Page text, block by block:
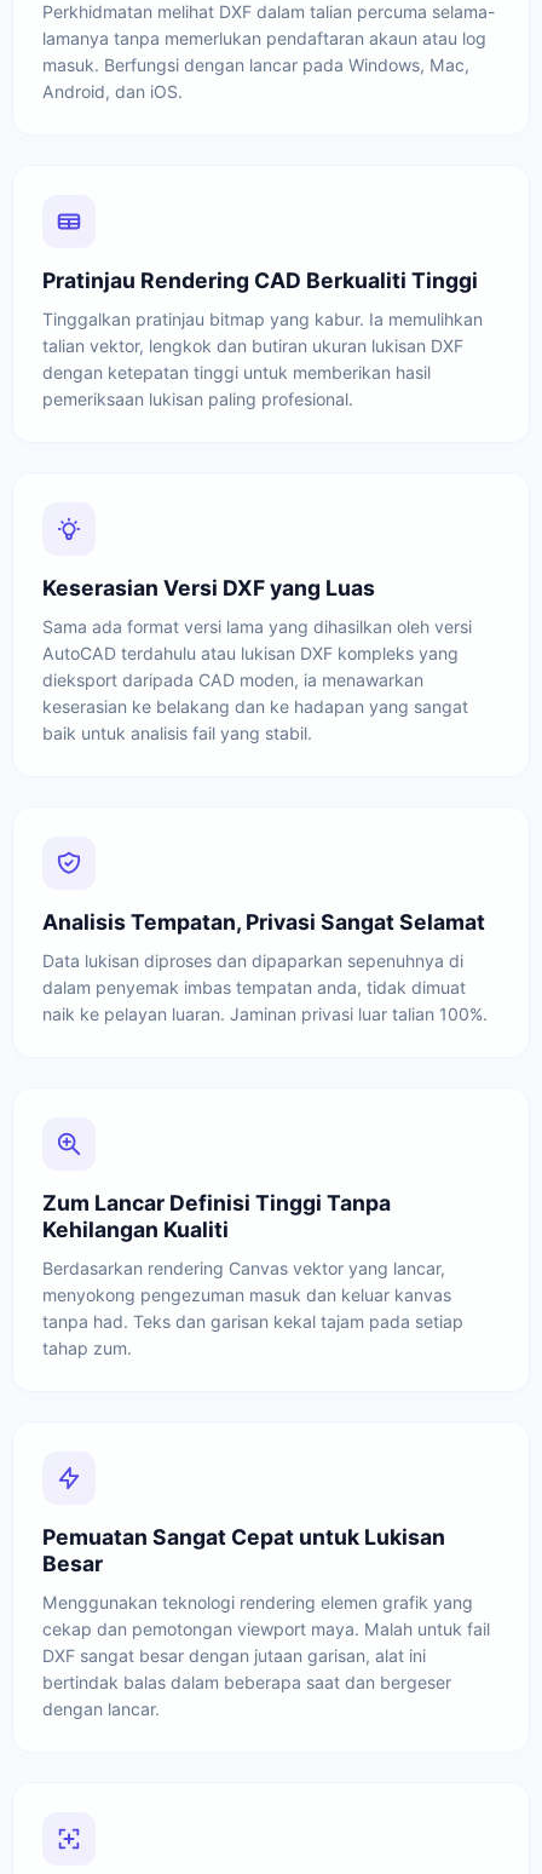
Perkhidmatan melihat DXF dalam talian percuma selama-
lamanya tanpa memerlukan pendaftaran akaun atau log
masuk. Berfungsi dengan lancar pada Windows, Mac,
Android, dan iOS.
Pratinjau Rendering CAD Berkualiti Tinggi
Tinggalkan pratinjau bitmap yang kabur. Ia memulihkan
talian vektor, lengkok dan butiran ukuran lukisan DXF
dengan ketepatan tinggi untuk memberikan hasil
pemeriksaan lukisan paling profesional.
Keserasian Versi DXF yang Luas
Sama ada format versi lama yang dihasilkan oleh versi
AutoCAD terdahulu atau lukisan DXF kompleks yang
dieksport daripada CAD moden, ia menawarkan
keserasian ke belakang dan ke hadapan yang sangat
baik untuk analisis fail yang stabil.
Analisis Tempatan, Privasi Sangat Selamat
Data lukisan diproses dan dipaparkan sepenuhnya di
dalam penyemak imbas tempatan anda, tidak dimuat
naik ke pelayan luaran. Jaminan privasi luar talian 100%.
Zum Lancar Definisi Tinggi Tanpa
Kehilangan Kualiti
Berdasarkan rendering Canvas vektor yang lancar,
menyokong pengezuman masuk dan keluar kanvas
tanpa had. Teks dan garisan kekal tajam pada setiap
tahap zum.
Pemuatan Sangat Cepat untuk Lukisan
Besar
Menggunakan teknologi rendering elemen grafik yang
cekap dan pemotongan viewport maya. Malah untuk fail
DXF sangat besar dengan jutaan garisan, alat ini
bertindak balas dalam beberapa saat dan bergeser
dengan lancar.